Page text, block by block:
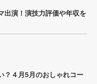
出演！演技力評価や年収を
？４月5月のおしゃれコー